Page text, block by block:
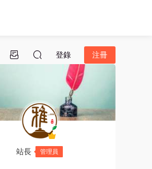
登錄 注冊
站長 管理員